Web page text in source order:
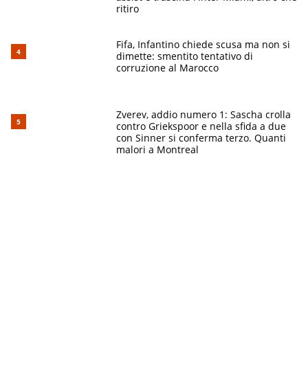
ritiro
Fifa, Infantino chiede scusa ma non si
dimette: smentito tentativo di
corruzione al Marocco
Zverev, addio numero 1: Sascha crolla
contro Griekspoor e nella sfida a due
con Sinner si conferma terzo. Quanti
malori a Montreal